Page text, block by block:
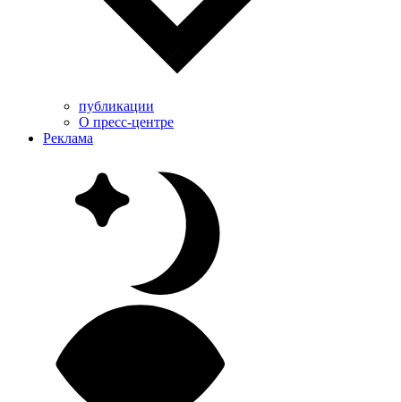
публикации
О пресс-центре
Реклама